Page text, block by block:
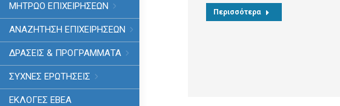
ΜΗΤΡΩΟ ΕΠΙΧΕΙΡΗΣΕΩΝ
ΑΝΑΖΗΤΗΣΗ ΕΠΙΧΕΙΡΗΣΕΩΝ
ΔΡΑΣΕΙΣ & ΠΡΟΓΡΑΜΜΑΤΑ
ΣΥΧΝΕΣ ΕΡΩΤΗΣΕΙΣ
ΕΚΛΟΓΈΣ ΕΒΕΑ
Περισσότερα